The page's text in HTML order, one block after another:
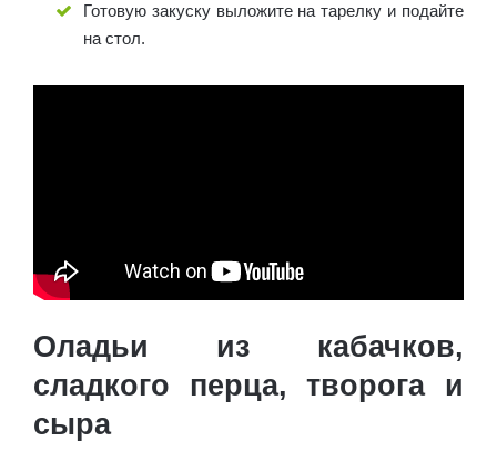
Готовую закуску выложите на тарелку и подайте
на стол.
Оладьи из кабачков,
сладкого перца, творога и
сыра